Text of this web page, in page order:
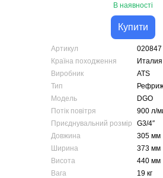
В наявності
Купити
Артикул
020847
Країна походження
Италия
Виробник
ATS
Тип
Модель
DGO
Потік повітря
900 л/
Приєднувальний розмір
G3/4″
Довжина
305 мм
Ширина
373 мм
Висота
440 мм
Вага
19 кг